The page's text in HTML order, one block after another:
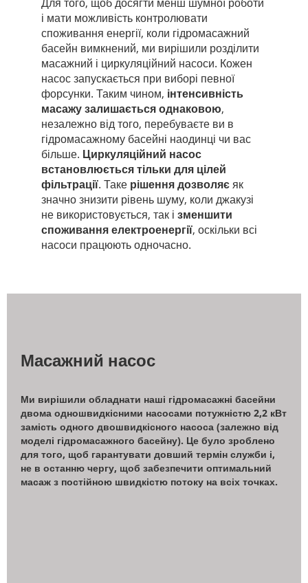
і мати можливість контролювати
споживання енергії, коли гідромасажний
басейн вимкнений, ми вирішили розділити
масажний і циркуляційний насоси. Кожен
насос запускається при виборі певної
форсунки. Таким чином, інтенсивність
масажу залишається однаковою,
незалежно від того, перебуваєте ви в
гідромасажному басейні наодинці чи вас
більше. Циркуляційний насос
встановлюється тільки для цілей
фільтрації. Таке рішення дозволяєяк
значно знизити рівень шуму, коли джакузі
не використовується, так і зменшити
споживання електроенергії, оскільки всі
насоси працюють одночасно.
Масажний насос
Ми вирішили обладнати наші гідромасажні басейни
двома одношвидкісними насосами потужністю 2,2 кВт
замість одного двошвидкісного насоса (залежно від
моделі гідромасажного басейну). Це було зроблено
для того, щоб гарантувати довший термін служби і,
не в останню чергу, щоб забезпечити оптимальний
масаж з постійною швидкістю потоку на всіх точках.